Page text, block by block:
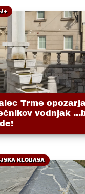
Trme
vodnjak
KLOBASA